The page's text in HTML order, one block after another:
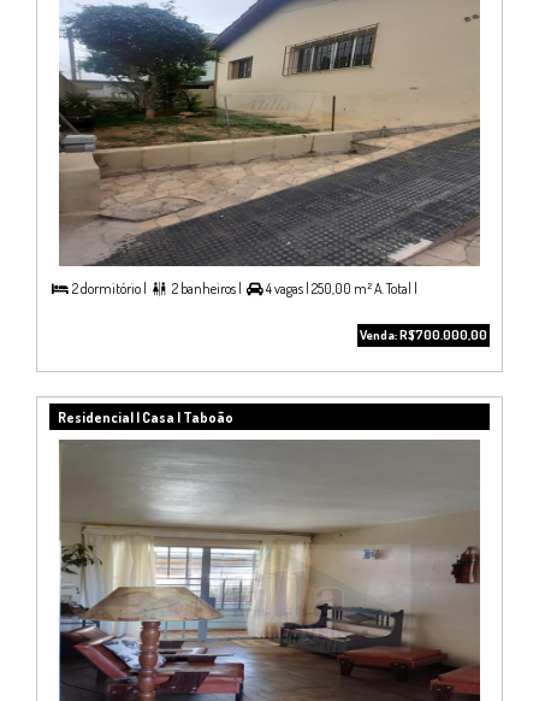
 2 dormitório |  2 banheiros | 4 vagas | 250,00 m² A. Total |
Venda: R$700.000,00
Residencial | Casa | Taboão